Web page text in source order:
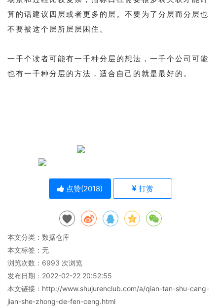
算的话建议四层或者更多的层。不要为了分层而分层也
不要被这个层所层层困住。
一千个读者可能有一千种分层的想法，一千个公司可能
也有一千种分层的方法，适合自己的就是最好的。
点赞(2018) 打赏
本文分类： 数据仓库
本文标签：无
浏览次数： 6993 次浏览
发布日期：2022-02-22 20:52:55
本文链接： http://www.shujurenclub.com/a/qian-tan-shu-cang-
jian-she-zhong-de-fen-ceng.html